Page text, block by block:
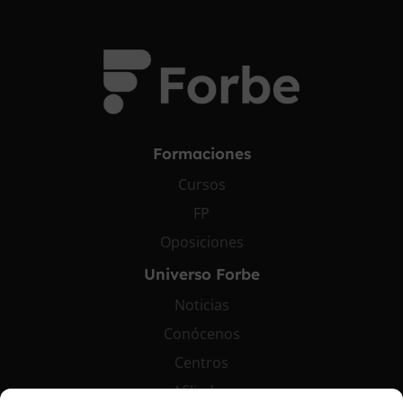
Formaciones
Cursos
FP
Oposiciones
Universo Forbe
Noticias
Conócenos
Centros
Afiliados